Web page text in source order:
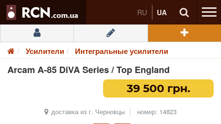
RU UA
Усилители Интегральные усилители
Arcam A-85 DiVA Series / Top England
39 500 грн.
доставка из г. Черновцы номер: 14823